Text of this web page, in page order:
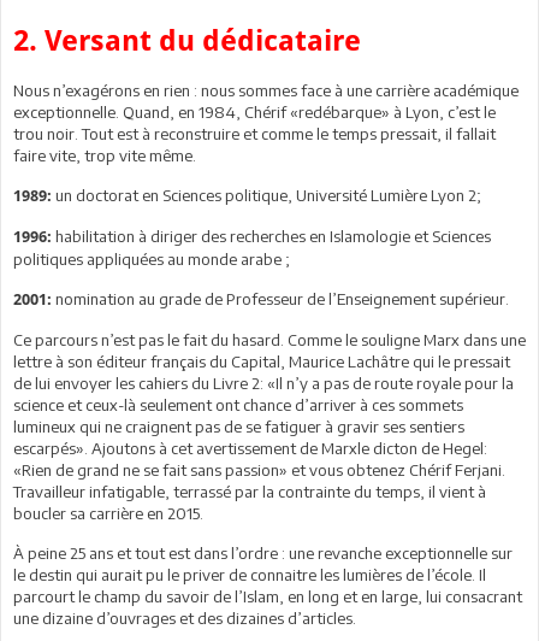
2. Versant du dédicataire
Nous n’exagérons en rien : nous sommes face à une carrière académique
exceptionnelle. Quand, en 1984, Chérif «redébarque» à Lyon, c’est le
trou noir. Tout est à reconstruire et comme le temps pressait, il fallait
faire vite, trop vite même.
1989: un doctorat en Sciences politique, Université Lumière Lyon 2;
1996: habilitation à diriger des recherches en Islamologie et Sciences
politiques appliquées au monde arabe ;
2001: nomination au grade de Professeur de l’Enseignement supérieur.
Ce parcours n’est pas le fait du hasard. Comme le souligne Marx dans une
lettre à son éditeur français du Capital, Maurice Lachâtre qui le pressait
de lui envoyer les cahiers du Livre 2: «Il n’y a pas de route royale pour la
science et ceux-là seulement ont chance d’arriver à ces sommets
lumineux qui ne craignent pas de se fatiguer à gravir ses sentiers
escarpés». Ajoutons à cet avertissement de Marxle dicton de Hegel:
«Rien de grand ne se fait sans passion» et vous obtenez Chérif Ferjani.
Travailleur infatigable, terrassé par la contrainte du temps, il vient à
boucler sa carrière en 2015.
À peine 25 ans et tout est dans l’ordre : une revanche exceptionnelle sur
le destin qui aurait pu le priver de connaitre les lumières de l’école. Il
parcourt le champ du savoir de l’Islam, en long et en large, lui consacrant
une dizaine d’ouvrages et des dizaines d’articles.